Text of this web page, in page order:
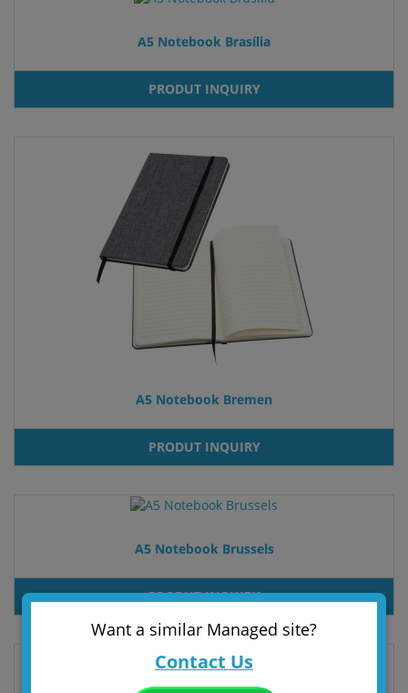
A5 Notebook Brasília
PRODUT INQUIRY
A5 Notebook Bremen
PRODUT INQUIRY
A5 Notebook Brussels
PRODUT INQUIRY
Want a similar Managed site?
Contact Us